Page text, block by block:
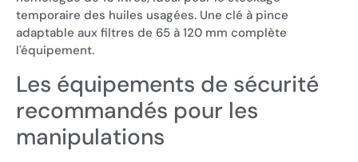
temporaire des huiles usagées. Une clé à pince
adaptable aux filtres de 65 à 120 mm complète
l'équipement.
Les équipements de sécurité
recommandés pour les
manipulations